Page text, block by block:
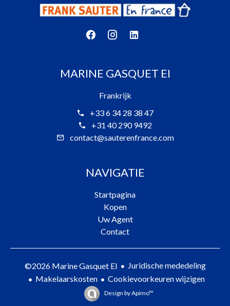
MARINE GASQUET EI
Frankrijk
+33 6 34 28 38 47
+31 40 290 9492
contact@sauterenfrance.com
NAVIGATIE
Startpagina
Kopen
Uw Agent
Contact
©2026 Marine Gasquet EI
Juridische mededeling
Makelaarskosten
Cookievoorkeuren wijzigen
Design byApimo™